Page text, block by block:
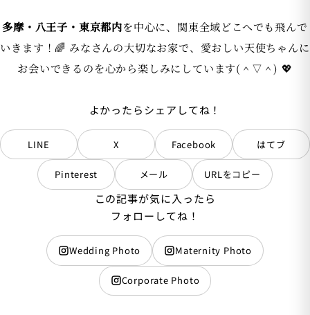
多摩・八王子・東京都内を中心に、関東全域どこへでも飛んで
いきます！🌈 みなさんの大切なお家で、愛おしい天使ちゃんに
お会いできるのを心から楽しみにしています(＾▽＾) 💖
よかったらシェアしてね！
LINE X Facebook はてブ
Pinterest メール URLをコピー
この記事が気に入ったら
フォローしてね！
Wedding Photo Maternity Photo
Corporate Photo